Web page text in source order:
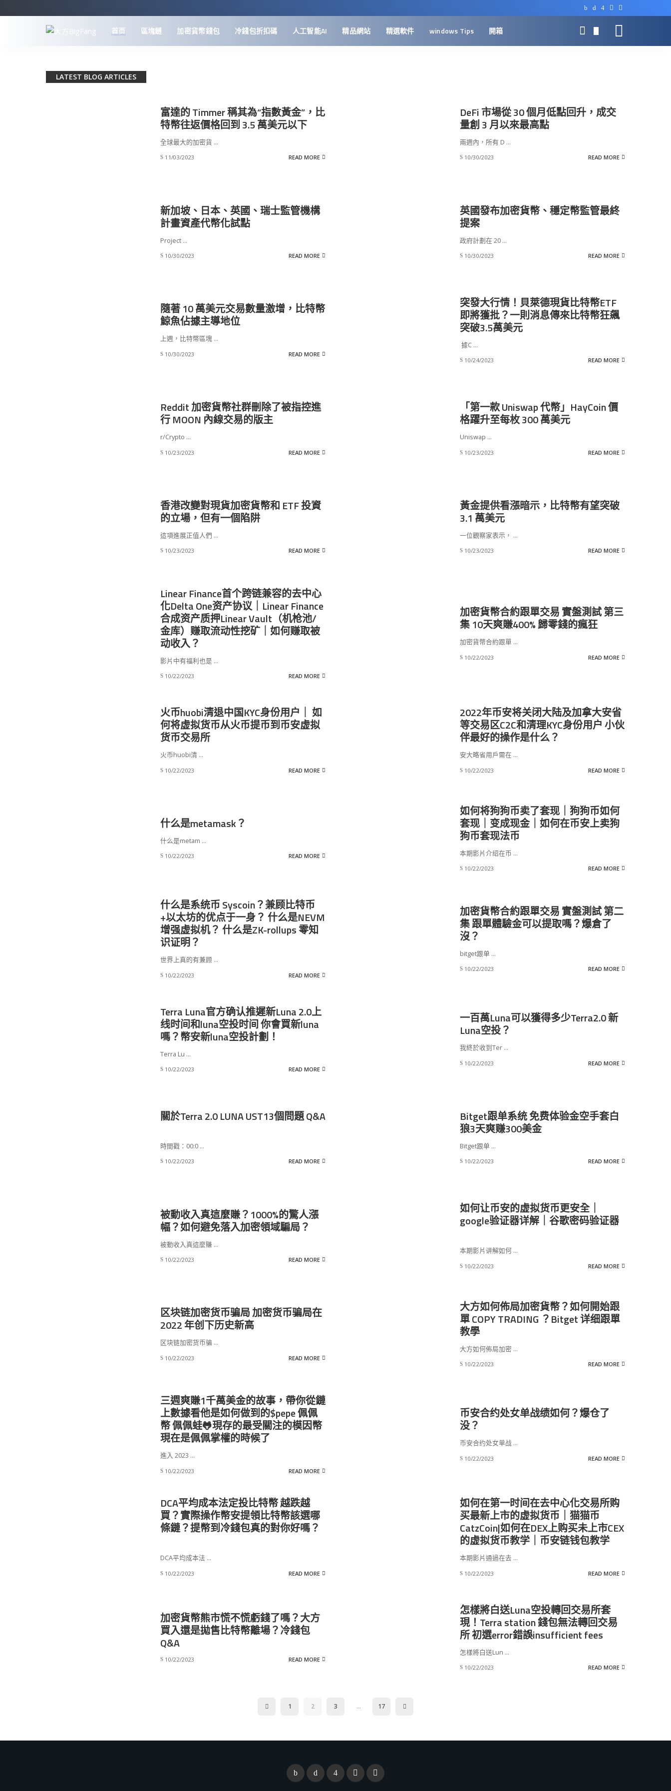
首页 區塊鏈 加密貨幣錢包 冷錢包折扣碼 人工智能AI 精品網站 精選軟件 windows Tips 開箱
LATEST BLOG ARTICLES
富達的 Timmer 稱其為“指數黃金”，比
特幣往返價格回到 3.5 萬美元以下
全球最大的加密貨 ...
11/03/2023 READ MORE
DeFi 市場從 30 個月低點回升，成交
量創 3 月以來最高點
兩週內，所有 D ...
10/30/2023 READ MORE
新加坡、日本、英國、瑞士監管機構
計畫資產代幣化試點
Project ...
10/30/2023 READ MORE
英國發布加密貨幣、穩定幣監管最終
提案
政府計劃在 20 ...
10/30/2023 READ MORE
隨著 10 萬美元交易數量激增，比特幣
鯨魚佔據主導地位
上週，比特幣區塊 ...
10/30/2023 READ MORE
突發大行情！貝萊德現貨比特幣ETF
即將獲批？一則消息傳來比特幣狂飆
突破3.5萬美元
據C ...
10/24/2023 READ MORE
Reddit 加密貨幣社群刪除了被指控進
行 MOON 內線交易的版主
r/Crypto ...
10/23/2023 READ MORE
「第一款 Uniswap 代幣」HayCoin 價
格躍升至每枚 300 萬美元
Uniswap ...
10/23/2023 READ MORE
香港改變對現貨加密貨幣和 ETF 投資
的立場，但有一個陷阱
這項進展正值人們 ...
10/23/2023 READ MORE
黃金提供看漲暗示，比特幣有望突破
3.1 萬美元
一位觀察家表示， ...
10/23/2023 READ MORE
Linear Finance首个跨链兼容的去中心
化Delta One资产协议｜Linear Finance
合成资产质押Linear Vault（机枪池/
金库）赚取流动性挖矿｜如何赚取被
动收入？
影片中有福利也是 ...
10/22/2023 READ MORE
加密貨幣合約跟單交易 實盤測試 第三
集 10天爽賺400% 歸零錢的瘋狂
加密貨幣合約跟單 ...
10/22/2023 READ MORE
火币huobi清退中国KYC身份用户｜ 如
何将虚拟货币从火币提币到币安虚拟
货币交易所
火币huobi清 ...
10/22/2023 READ MORE
2022年币安将关闭大陆及加拿大安省
等交易区C2C和清理KYC身份用户 小伙
伴最好的操作是什么？
安大略省用戶需在 ...
10/22/2023 READ MORE
什么是metamask？
什么是metam ...
10/22/2023 READ MORE
如何将狗狗币卖了套现｜狗狗币如何
套现｜变成现金｜如何在币安上卖狗
狗币套现法币
本期影片介绍在币 ...
10/22/2023 READ MORE
什么是系统币 Syscoin？兼顾比特币
+以太坊的优点于一身？ 什么是NEVM
增强虚拟机？ 什么是ZK-rollups 零知
识证明？
世界上真的有兼顾 ...
10/22/2023 READ MORE
加密貨幣合約跟單交易 實盤測試 第二
集 跟單體驗金可以提取嗎？爆倉了
沒？
bitget跟单 ...
10/22/2023 READ MORE
Terra Luna官方确认推遲新Luna 2.0上
线时间和luna空投时间 你會買新luna
嗎？幣安新luna空投計劃！
Terra Lu ...
10/22/2023 READ MORE
一百萬Luna可以獲得多少Terra2.0 新
Luna空投？
我終於收到Ter ...
10/22/2023 READ MORE
關於Terra 2.0 LUNA UST13個問題 Q&A
時間戳：00:0 ...
10/22/2023 READ MORE
Bitget跟单系统 免费体验金空手套白
狼3天爽赚300美金
Bitget跟单 ...
10/22/2023 READ MORE
被動收入真這麼賺？1000%的驚人漲
幅？如何避免落入加密領域騙局？
被動收入真這麼賺 ...
10/22/2023 READ MORE
如何让币安的虚拟货币更安全｜
google验证器详解｜谷歌密码验证器
本期影片讲解如何 ...
10/22/2023 READ MORE
区块链加密货币骗局 加密货币骗局在
2022 年创下历史新高
区块链加密货币骗 ...
10/22/2023 READ MORE
大方如何佈局加密貨幣？如何開始跟
單 COPY TRADING ？Bitget 详细跟單
教學
大方如何佈局加密 ...
10/22/2023 READ MORE
三週爽賺1千萬美金的故事，帶你從鏈
上數據看他是如何做到的$pepe 佩佩
幣 佩佩蛙🐸現存的最受關注的模因幣
現在是佩佩掌權的時候了
進入 2023 ...
10/22/2023 READ MORE
币安合约处女单战绩如何？爆仓了
没？
币安合约处女单战 ...
10/22/2023 READ MORE
DCA平均成本法定投比特幣 越跌越
買？實際操作幣安提領比特幣該選哪
條鏈？提幣到冷錢包真的對你好嗎？
DCA平均成本法 ...
10/22/2023 READ MORE
如何在第一时间在去中心化交易所购
买最新上市的虚拟货币｜猫猫币
CatzCoin|如何在DEX上购买未上市CEX
的虚拟货币教学｜币安链钱包教学
本期影片通過在去 ...
10/22/2023 READ MORE
加密貨幣熊市慌不慌虧錢了嗎？大方
買入還是拋售比特幣離場？冷錢包
Q&A
10/22/2023 READ MORE
怎樣將白送Luna空投轉回交易所套
現！Terra station 錢包無法轉回交易
所 初選error錯誤insufficient fees
怎樣將白送Lun ...
10/22/2023 READ MORE
1 2 3 ... 17